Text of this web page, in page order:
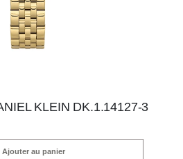
KLEIN DK.1.14127-3
Ajouter au panier